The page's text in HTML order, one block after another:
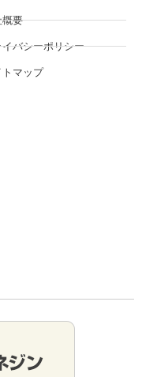
概要
イバシーポリシー
トマップ